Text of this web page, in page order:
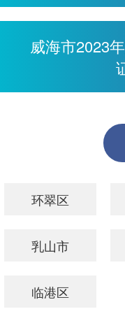
威海市2023
环翠区
乳山市
临港区